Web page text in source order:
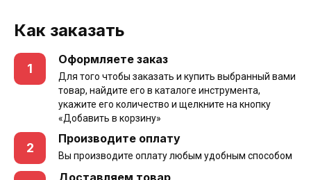
Как заказать
1
Оформляете заказ
Для того чтобы заказать и купить выбранный вами
товар, найдите его в каталоге инструмента,
укажите его количество и щелкните на кнопку
«Добавить в корзину»
2
Производите оплату
Вы производите оплату любым удобным способом
Доставляем товар